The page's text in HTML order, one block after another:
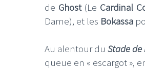
de Ghost(Le Cardinal
Dame), et les Bokassa
Au alentour du Stade de
queue en « escargot »,